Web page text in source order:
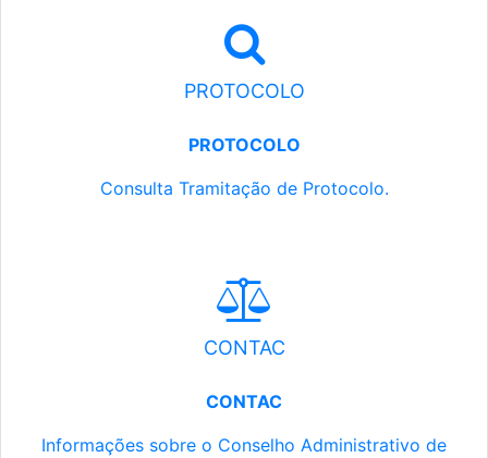
PROTOCOLO
PROTOCOLO
Consulta Tramitação de Protocolo.
CONTAC
CONTAC
Informações sobre o Conselho Administrativo de